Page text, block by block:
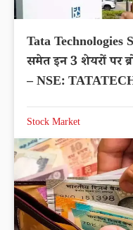
Tata Technologies
समेत इन 3 शेयरों पर
– NSE:
Stock Market